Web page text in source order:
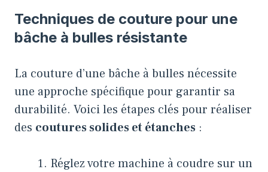
Techniques de couture pour une
bâche à bulles résistante
La couture d’une bâche à bulles nécessite
une approche spécifique pour garantir sa
durabilité. Voici les étapes clés pour réaliser
des coutures solides et étanches :
Réglez votre machine à coudre sur un